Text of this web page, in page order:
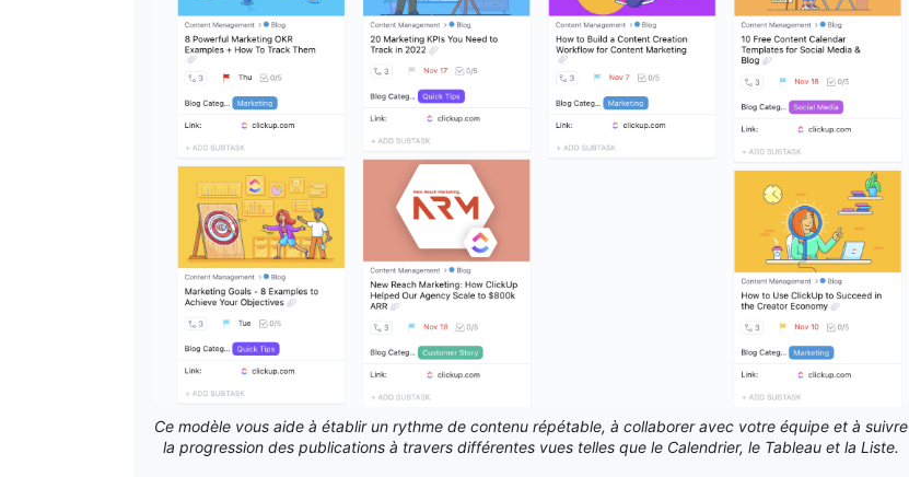
Ce modèle vous aide à établir un rythme de contenu répétable, à collaborer avec votre équipe et à suivre
la progression des publications à travers différentes vues telles que le Calendrier, le Tableau et la Liste.